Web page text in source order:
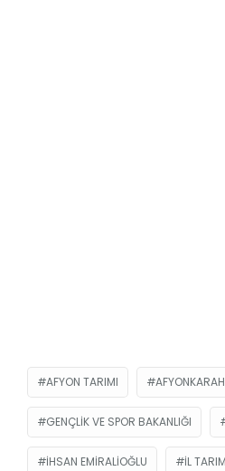
AFYON TARIMI
GENÇLIK VE SPOR BAKANLIĞI
İHSAN EMIRALIOĞLU IL